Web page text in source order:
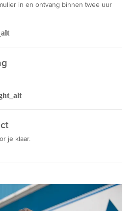
in en ontvang binnen twee uur
je klaar.